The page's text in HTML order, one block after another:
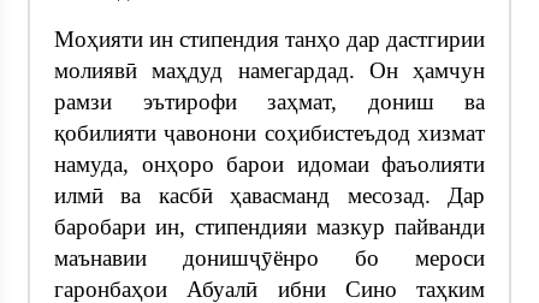
Моҳияти ин стипендия танҳо дар дастгирии
молиявӣ маҳдуд намегардад. Он ҳамчун
рамзи эътирофи заҳмат, дониш ва
қобилияти ҷавонони соҳибистеъдод хизмат
намуда, онҳоро барои идомаи фаъолияти
илмӣ ва касбӣ ҳавасманд месозад. Дар
баробари ин, стипендияи мазкур пайванди
маънавии донишҷӯёнро бо мероси
гаронбаҳои Абуалӣ ибни Сино таҳким